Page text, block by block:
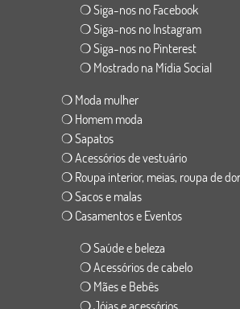
❍ Siga-nos no Facebook
❍ Siga-nos no Instagram
❍ Siga-nos no Pinterest
❍ Mostrado na Mídia Social
❍ Moda mulher
❍ Homem moda
❍ Sapatos
❍ Acessórios de vestuário
❍ Roupa interior, meias, roupa de
❍ Sacos e malas
❍ Casamentos e Eventos
❍ Saúde e beleza
❍ Acessórios de cabelo
❍ Mães e Bebês
❍ Jóias e acessórios